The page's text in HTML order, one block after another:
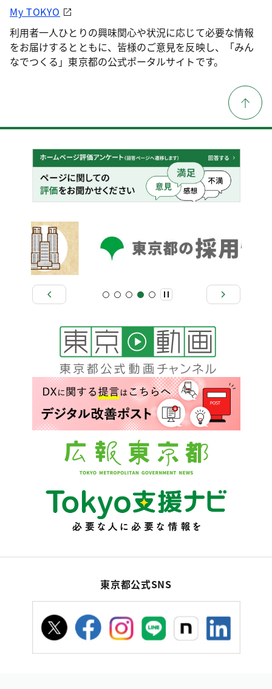
My TOKYO
利用者一人ひとりの興味関心や状況に応じて必要な情報
をお届けするとともに、皆様のご意見を反映し、「みん
なでつくる」東京都の公式ポータルサイトです。
東京都公式SNS